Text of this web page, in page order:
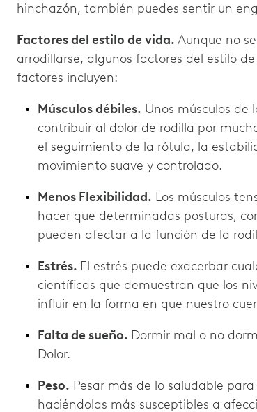
hinchazón, también puedes sentir un
Factores del estilo de vida. Aunque no
arrodillarse, algunos factores del estilo
factores incluyen:
Músculos débiles. Unos músculos de
contribuir al dolor de rodilla por
el seguimiento de la rótula, la
movimiento suave y controlado.
Menos Flexibilidad. Los músculos
hacer que determinadas posturas,
pueden afectar a la función de la
Estrés. El estrés puede exacerbar
científicas que demuestran que los
influir en la forma en que nuestro
Falta de sueño. Dormir mal o no
Dolor.
Peso. Pesar más de lo saludable
haciéndolas más susceptibles a